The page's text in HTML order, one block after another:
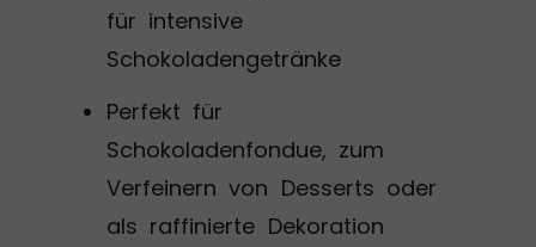
für intensive
Schokoladengetränke
Perfekt für
Schokoladenfondue, zum
Verfeinern von Desserts oder
als raffinierte Dekoration